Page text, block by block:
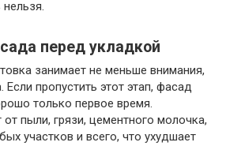
перед укладкой
занимает не меньше внимания,
пропустить этот этап, фасад
только первое время.
пыли, грязи, цементного молочка,
участков и всего, что ухудшает